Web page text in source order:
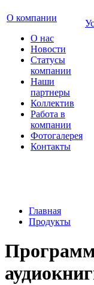
О компании
О нас
Новости
Cтатусы
компании
Наши
партнеры
Коллектив
Работа в
компании
Фотогалерея
Контакты
Главная
Продукты